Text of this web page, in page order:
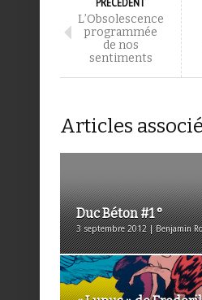
L’Obsolescence
programmée
de nos
sentiments
Articles
Duc Béton #1 °
3 septembre 2012 | Benjamin